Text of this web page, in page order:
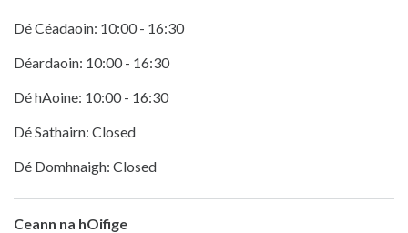
Dé Céadaoin: 10:00 - 16:30
Déardaoin: 10:00 - 16:30
Dé hAoine: 10:00 - 16:30
Dé Sathairn: Closed
Dé Domhnaigh: Closed
Ceann na hOifige